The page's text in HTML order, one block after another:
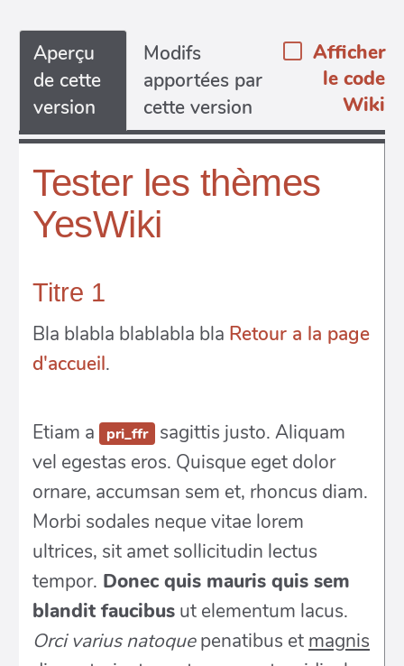
Aperçu
de cette
version
Modifs
apportées par
cette version
Afficher
le code
Wiki